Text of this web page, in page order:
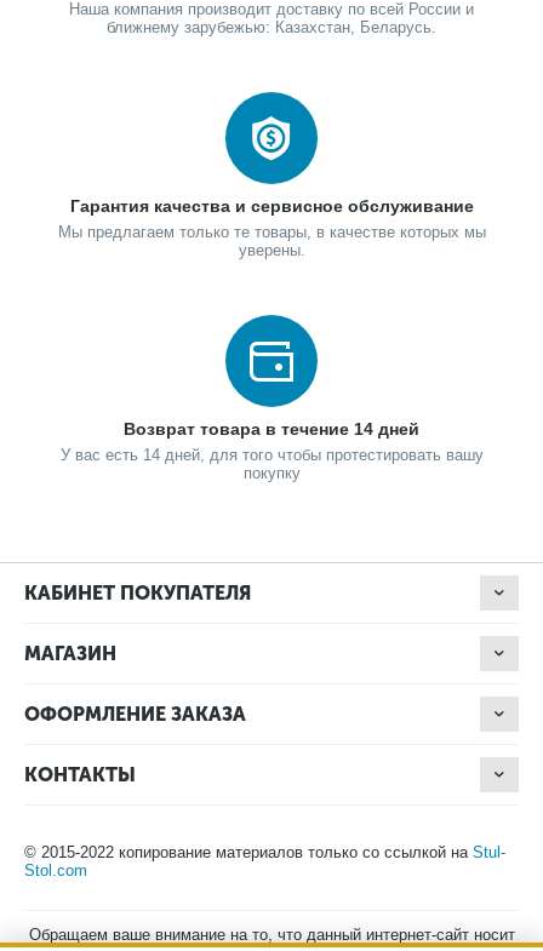
Наша компания производит доставку по всей России и
ближнему зарубежью: Казахстан, Беларусь.
Гарантия качества и сервисное обслуживание
Мы предлагаем только те товары, в качестве которых мы
уверены.
Возврат товара в течение 14 дней
У вас есть 14 дней, для того чтобы протестировать вашу
покупку
КАБИНЕТ ПОКУПАТЕЛЯ
МАГАЗИН
ОФОРМЛЕНИЕ ЗАКАЗА
КОНТАКТЫ
© 2015-2022 копирование материалов только со ссылкой на Stul-
Stol.com
Обращаем ваше внимание на то, что данный интернет-сайт носит